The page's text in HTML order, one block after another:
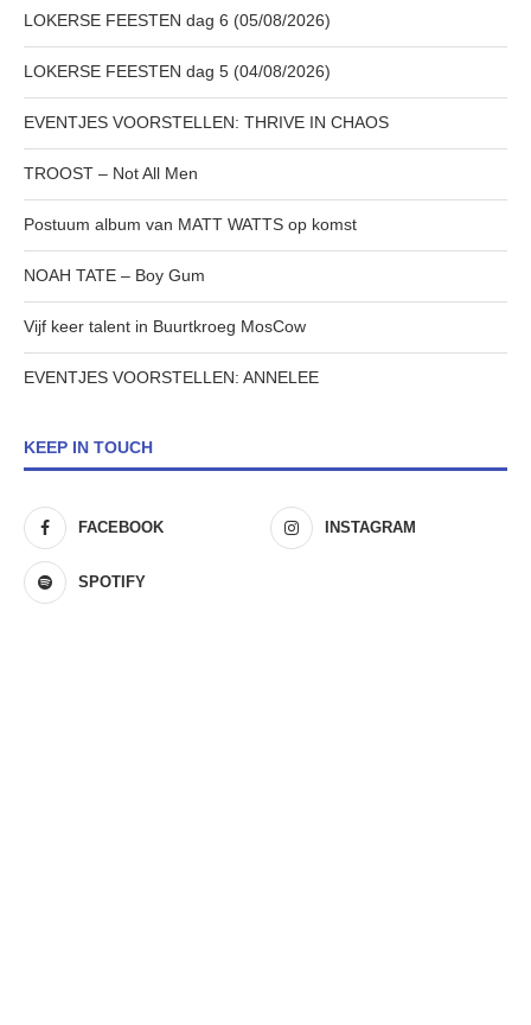
LOKERSE FEESTEN dag 6 (05/08/2026)
LOKERSE FEESTEN dag 5 (04/08/2026)
EVENTJES VOORSTELLEN: THRIVE IN CHAOS
TROOST – Not All Men
Postuum album van MATT WATTS op komst
NOAH TATE – Boy Gum
Vijf keer talent in Buurtkroeg MosCow
EVENTJES VOORSTELLEN: ANNELEE
KEEP IN TOUCH
FACEBOOK INSTAGRAM
SPOTIFY